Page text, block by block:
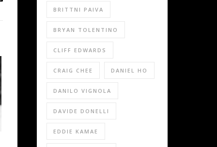
BRITTNI PAIVA
BRYAN TOLENTINO
CLIFF EDWARDS
CRAIG CHEE DANIEL HO
DANILO VIGNOLA
DAVIDE DONELLI
EDDIE KAMAE